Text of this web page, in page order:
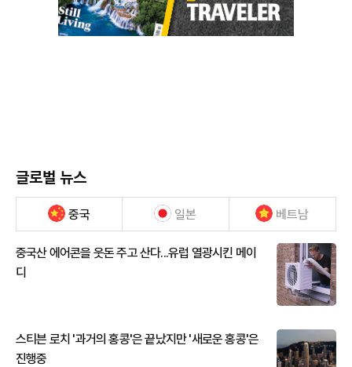
글로벌 뉴스
중국 일본 베트남
중국산 에어콘을 웃돈 주고 산다...유럽 열광시킨 메이
디
스티븐 로치 '과거의 홍콩'은 끝났지만 '새로운 홍콩'은
진행중